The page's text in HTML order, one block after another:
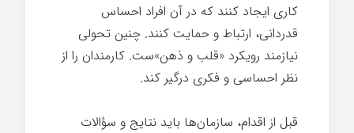
کاری ایجاد کنند که در آن افراد احساس
قدردانی، ارتباط و حمایت کنند. چنین تحولی
نیازمند رویکرد «قلب و ذهن»ست. کارمندان را از
نظر احساسی و فکری درگیر کند.
قبل از اقدام، سازمان‌ها باید نتایج و سؤالات